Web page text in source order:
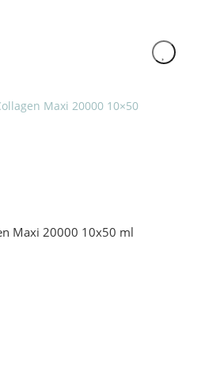
Maxi 20000 10x50 ml